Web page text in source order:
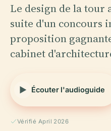
Le design de la tour
suite d'un concours
proposition
cabinet
Écouter l'audioguide
Vérifié April 2026